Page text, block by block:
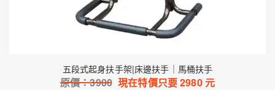
五段式起身扶手架|床邊扶手｜馬桶扶手
原價：3900 現在特價只要2980元